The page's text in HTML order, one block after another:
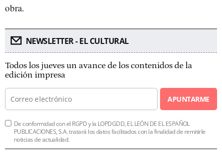
obra.
NEWSLETTER - EL CULTURAL
Todos los jueves un avance de los contenidos de la
edición impresa
APUNTARME
De conformidad con el RGPD y la LOPDGDD, EL LEÓN DE EL ESPAÑOL
PUBLICACIONES, S.A. tratará los datos facilitados con la finalidad de remitirle
noticias de actualidad.